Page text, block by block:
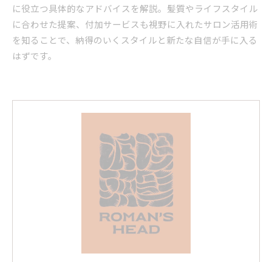
に役立つ具体的なアドバイスを解説。髪質やライフスタイル
に合わせた提案、付加サービスも視野に入れたサロン活用術
を知ることで、納得のいくスタイルと新たな自信が手に入る
はずです。